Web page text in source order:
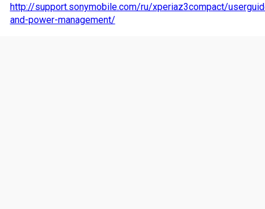
http://support.sonymobile.com/ru/xperiaz3compact/
and-power-management/